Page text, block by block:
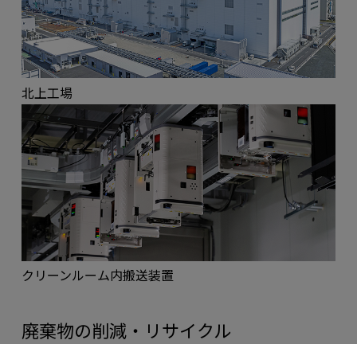
北上工場
クリーンルーム内搬送装置
廃棄物の削減・リサイクル